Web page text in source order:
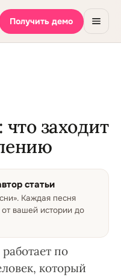
Получить демо
заходит
статьи
. Каждая песня
вашей истории до
по
который